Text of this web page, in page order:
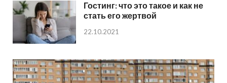
Гостинг: что это такое и как не
стать его жертвой
22.10.2021